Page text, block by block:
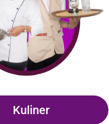
Kuliner